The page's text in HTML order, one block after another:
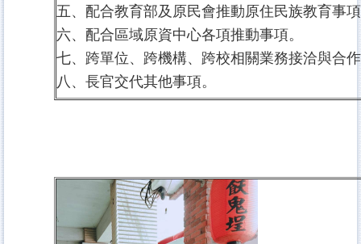
五、配合教育部及原民會推動原住民族教育事
六、配合區域原資中心各項推動事項。
七、跨單位、跨機構、跨校相關業務接洽與合
八、長官交代其他事項。